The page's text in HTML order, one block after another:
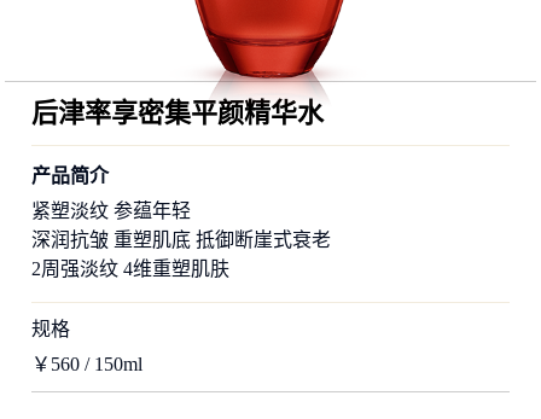
后津率享密集平颜精华水
产品简介
紧塑淡纹 参蕴年轻
深润抗皱 重塑肌底 抵御断崖式衰老
2周强淡纹 4维重塑肌肤
规格
￥560 / 150ml